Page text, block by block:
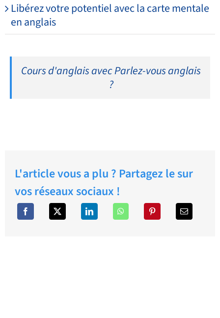
Libérez votre potentiel avec la carte mentale
en anglais
Cours d'anglais avec Parlez-vous anglais
?
L'article vous a plu ? Partagez le sur
vos réseaux sociaux !